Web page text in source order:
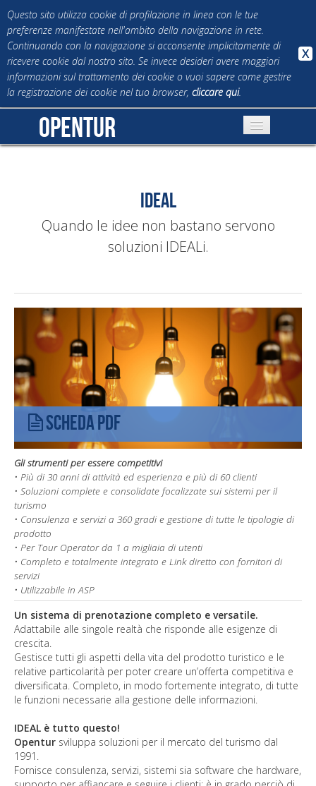
Questo sito utilizza cookie di profilazione in linea con le tue
preferenze manifestate nell'ambito della navigazione in rete.
Continuando con la navigazione si acconsente implicitamente di
ricevere cookie dal nostro sito. Se invece desideri avere maggiori
informazioni sul trattamento dei cookie o vuoi sapere come gestire
la registrazione dei cookie nel tuo browser, cliccare qui.
X
opentur
IDEAL
Quando le idee non bastano servono
soluzioni IDEALi.
scheda PDF
Gli strumenti per essere competitivi
• Più di 30 anni di attività ed esperienza e più di 60 clienti
• Soluzioni complete e consolidate focalizzate sui sistemi per il
turismo
• Consulenza e servizi a 360 gradi e gestione di tutte le tipologie di
prodotto
• Per Tour Operator da 1 a migliaia di utenti
• Completo e totalmente integrato e Link diretto con fornitori di
servizi
• Utilizzabile in ASP
Un sistema di prenotazione completo e versatile.
Adattabile alle singole realtà che risponde alle esigenze di
crescita.
Gestisce tutti gli aspetti della vita del prodotto turistico e le
relative particolarità per poter creare un’offerta competitiva e
diversificata. Completo, in modo fortemente integrato, di tutte
le funzioni necessarie alla gestione delle informazioni.
IDEAL è tutto questo!
Opentur sviluppa soluzioni per il mercato del turismo dal
1991.
Fornisce consulenza, servizi, sistemi sia software che hardware,